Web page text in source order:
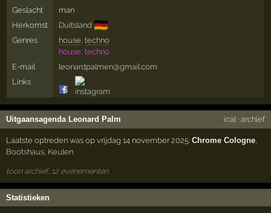
Geslacht
man
Herkomst
Duitsland 🇩🇪
Genres house techno
house, techno
E-mail
leonardpalmen@gmail.com
Links
Uitgaansagenda Leonard Palm ical· archief
Laatste optreden was op vrijdag 14 november 2025:Chrome Cologne
Bootshaus Keulen
toon archief, 12 evenementen
Statistieken